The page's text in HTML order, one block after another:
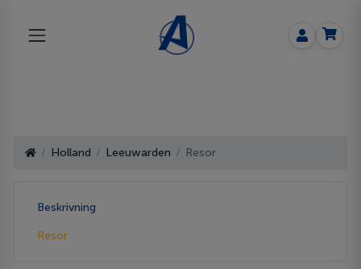
Holland Leeuwarden Resor
Beskrivning
Resor